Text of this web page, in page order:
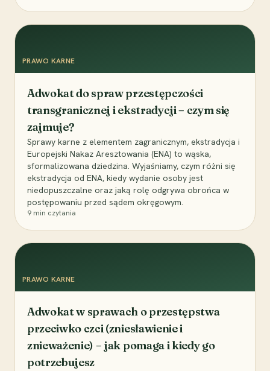
PRAWO KARNE
Adwokat do spraw przestępczości
transgranicznej i ekstradycji – czym się
zajmuje?
Sprawy karne z elementem zagranicznym, ekstradycja i
Europejski Nakaz Aresztowania (ENA) to wąska,
sformalizowana dziedzina. Wyjaśniamy, czym różni się
ekstradycja od ENA, kiedy wydanie osoby jest
niedopuszczalne oraz jaką rolę odgrywa obrońca w
postępowaniu przed sądem okręgowym.
9 min czytania
PRAWO KARNE
Adwokat w sprawach o przestępstwa
przeciwko czci (zniesławienie i
znieważenie) – jak pomaga i kiedy go
potrzebujesz